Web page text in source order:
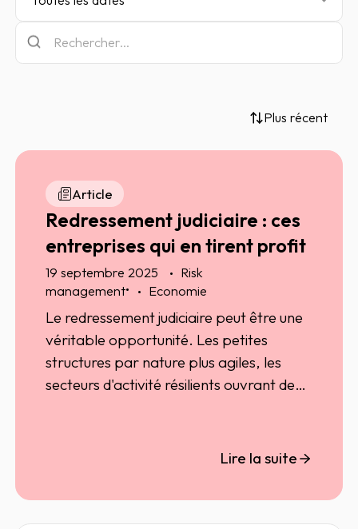
Plus récent
Article
Redressement judiciaire : ces
entreprises qui en tirent profit
19 septembre 2025
Risk
management• Economie
Le redressement judiciaire peut être une
véritable opportunité. Les petites
structures par nature plus agiles, les
secteurs d'activité résilients ouvrant de
politiques de développement
différence. Des éléments clés pour
Lire la suite